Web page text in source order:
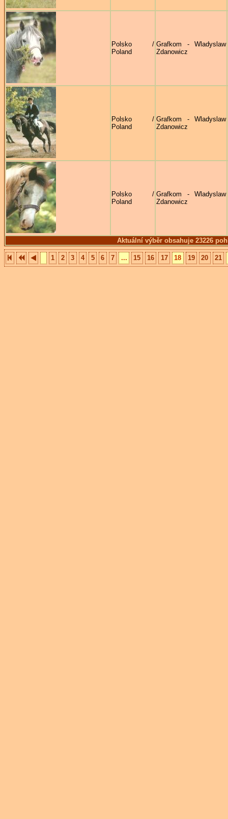
Aktuální výběr obsahuje 23226
Polsko /
Poland
Grafkom - Wladyslaw
Zdanowicz
Polsko /
Poland
Grafkom - Wladyslaw
Zdanowicz
Polsko /
Poland
Grafkom - Wladyslaw
Zdanowicz
1 2 3 4 5 6 7 ... 15 16 17 18 19 20 21